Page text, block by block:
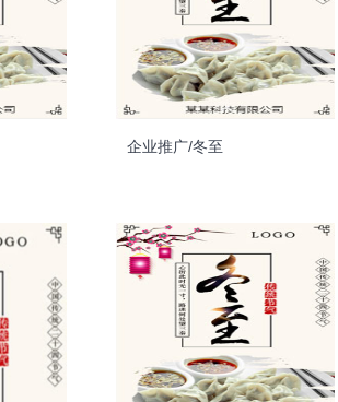
企业推广/冬至